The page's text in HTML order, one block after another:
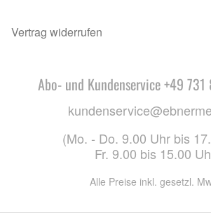
Vertrag widerrufen
Abo- und Kundenservice +49
(Mo. - Do. 9.00 Uhr bis
Fr. 9.00 bis 15.00
Alle Preise inkl. gesetzl.